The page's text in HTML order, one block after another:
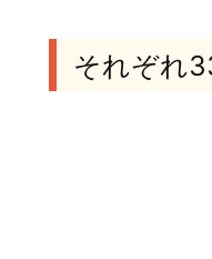
それぞれ